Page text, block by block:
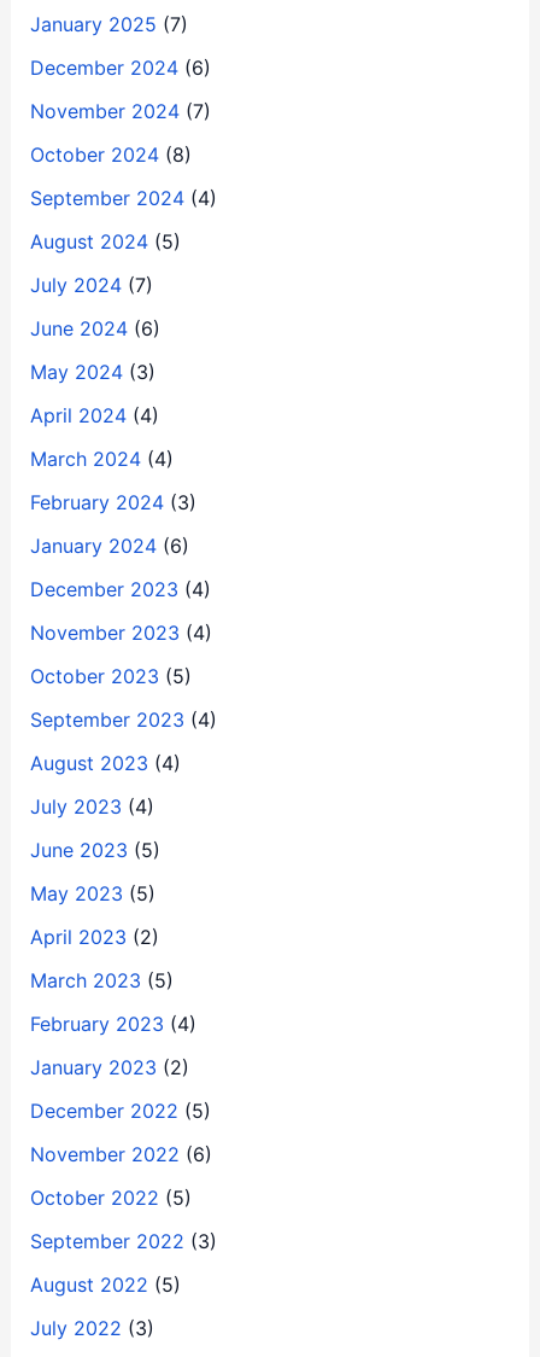
January 2025 (7)
December 2024(6)
November 2024(7)
October 2024(8)
September 2024(4)
August 2024(5)
July 2024(7)
June 2024(6)
May 2024(3)
April 2024(4)
March 2024(4)
February 2024(3)
January 2024(6)
December 2023 (4)
November 2023 (4)
October 2023 (5)
September 2023 (4)
August 2023 (4)
July 2023 (4)
June 2023 (5)
May 2023 (5)
April 2023 (2)
March 2023 (5)
February 2023 (4)
January 2023 (2)
December 2022 (5)
November 2022 (6)
October 2022 (5)
September 2022 (3)
August 2022 (5)
July 2022 (3)